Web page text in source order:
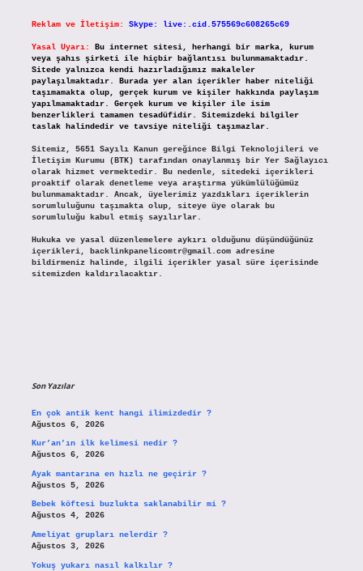
Reklam ve İletişim: Skype: live:.cid.575569c608265c69
Yasal Uyarı:
Bu internet sitesi, herhangi bir marka, kurum
veya şahıs şirketi ile hiçbir bağlantısı bulunmamaktadır.
Sitede yalnızca kendi hazırladığımız makaleler
paylaşılmaktadır. Burada yer alan içerikler haber niteliği
taşımamakta olup, gerçek kurum ve kişiler hakkında paylaşım
yapılmamaktadır. Gerçek kurum ve kişiler ile isim
benzerlikleri tamamen tesadüfidir. Sitemizdeki bilgiler
taslak halindedir ve tavsiye niteliği taşımazlar.
Sitemiz, 5651 Sayılı Kanun gereğince Bilgi Teknolojileri ve
İletişim Kurumu (BTK) tarafından onaylanmış bir Yer Sağlayıcı
olarak hizmet vermektedir. Bu nedenle, sitedeki içerikleri
proaktif olarak denetleme veya araştırma yükümlülüğümüz
bulunmamaktadır. Ancak, üyelerimiz yazdıkları içeriklerin
sorumluluğunu taşımakta olup, siteye üye olarak bu
sorumluluğu kabul etmiş sayılırlar.
Hukuka ve yasal düzenlemelere aykırı olduğunu düşündüğünüz
içerikleri,
backlinkpanelicomtr@gmail.comadresine
bildirmeniz halinde, ilgili içerikler yasal süre içerisinde
sitemizden kaldırılacaktır.
Son Yazılar
En çok antik kent hangi ilimizdedir ?
Ağustos 6, 2026
Kur’an’ın ilk kelimesi nedir ?
Ağustos 6, 2026
Ayak mantarına en hızlı ne geçirir ?
Ağustos 5, 2026
Bebek köftesi buzlukta saklanabilir mi ?
Ağustos 4, 2026
Ameliyat grupları nelerdir ?
Ağustos 3, 2026
Yokuş yukarı nasıl kalkılır ?